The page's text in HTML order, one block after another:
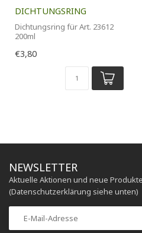
DICHTUNGSRING
Dichtungsring für Art. 23612
200ml
€3,80
NEWSLETTER
Aktuelle Aktionen und neue
(Datenschutzerklärung siehe unten)